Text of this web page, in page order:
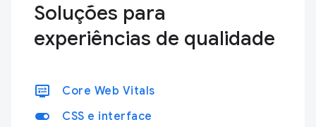
Soluções para
experiências de qualidade
display_settings Core Web Vitals
toggle_on CSS e interface